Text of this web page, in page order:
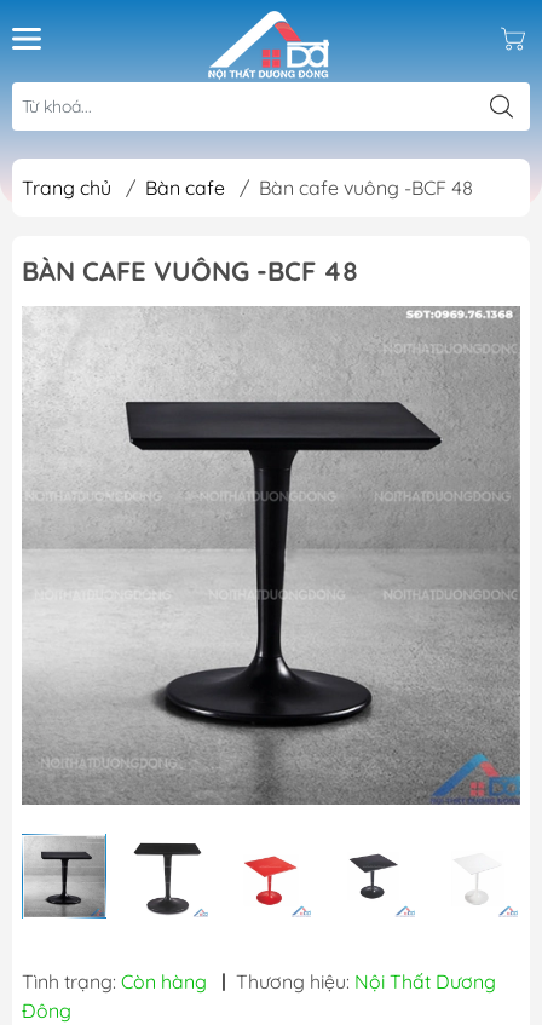
Trang chủ / Bàn cafe / Bàn cafe vuông -BCF 48
BÀN CAFE VUÔNG -BCF 48
Tình trạng: Còn hàng | Thương hiệu: Nội Thất Dương
Đông